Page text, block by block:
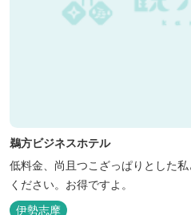
鵜方ビジネスホテル
低料金、尚且つこざっぱりとした
ください。お得ですよ。
伊勢志摩